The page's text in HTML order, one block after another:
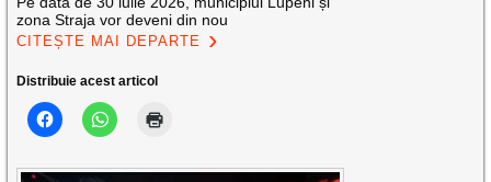
zona Straja vor deveni din nou
CITEȘTE MAI DEPARTE
Distribuie acest articol